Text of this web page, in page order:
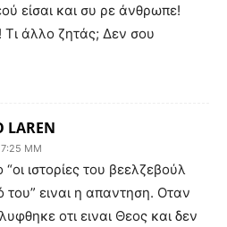
είσαι και συ ρε άνθρωπε!
άλλο ζητάς; Δεν σου
LAREN
7:25 ΜΜ
ιστορίες του βεελζεβούλ
του” ειναι η απαντηση. Οταν
οτι ειναι Θεος και δεν